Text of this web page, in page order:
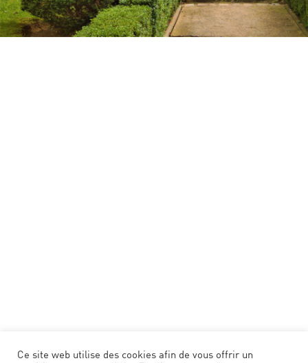
Ce site web utilise des cookies afin de vous offrir un